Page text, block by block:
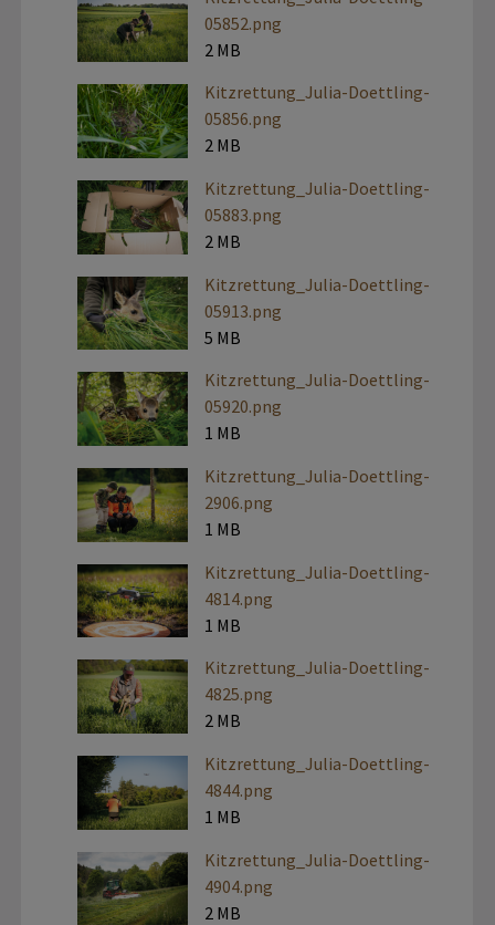
05852.png
2 MB
Kitzrettung_Julia-Doettling-
05856.png
2 MB
Kitzrettung_Julia-Doettling-
05883.png
2 MB
Kitzrettung_Julia-Doettling-
05913.png
5 MB
Kitzrettung_Julia-Doettling-
05920.png
1 MB
Kitzrettung_Julia-Doettling-
2906.png
1 MB
Kitzrettung_Julia-Doettling-
4814.png
1 MB
Kitzrettung_Julia-Doettling-
4825.png
2 MB
Kitzrettung_Julia-Doettling-
4844.png
1 MB
Kitzrettung_Julia-Doettling-
4904.png
2 MB